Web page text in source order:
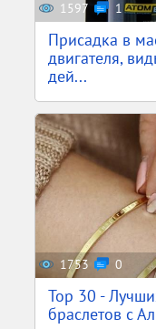
1597 1
Присадка в
двигателя,
дей...
1753 0
Top 30 -
браслетов с